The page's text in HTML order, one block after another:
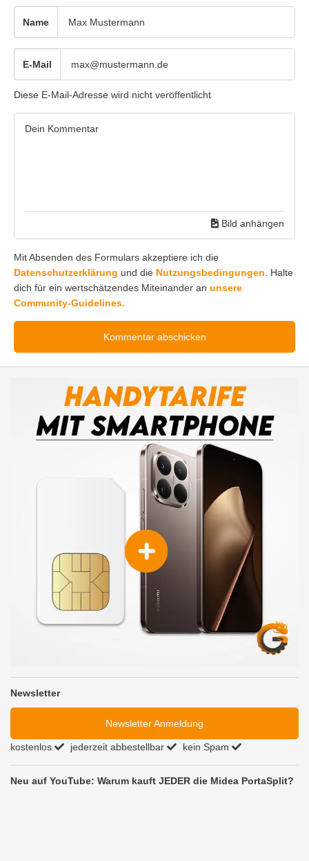
Name
E-Mail
Diese E-Mail-Adresse wird nicht veröffentlicht
Bild anhängen
Mit Absenden des Formulars akzeptiere ich die
Datenschutzerklärung und die Nutzungsbedingungen. Halte
dich für ein wertschätzendes Miteinander an unsere
Community-Guidelines.
Newsletter
Newsletter Anmeldung
kostenlos jederzeit abbestellbar kein Spam
Neu auf YouTube: Warum kauft JEDER die Midea PortaSplit?